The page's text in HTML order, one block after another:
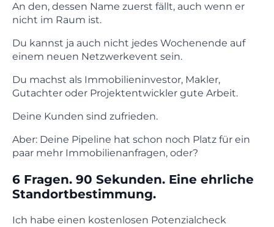
An den, dessen Name zuerst fällt, auch wenn er
nicht im Raum ist.
Du kannst ja auch nicht jedes Wochenende auf
einem neuen Netzwerkevent sein.
Du machst als Immobilieninvestor, Makler,
Gutachter oder Projektentwickler gute Arbeit.
Deine Kunden sind zufrieden.
Aber: Deine Pipeline hat schon noch Platz für ein
paar mehr Immobilienanfragen, oder?
6 Fragen. 90 Sekunden. Eine ehrliche
Standortbestimmung.
Ich habe einen kostenlosen Potenzialcheck